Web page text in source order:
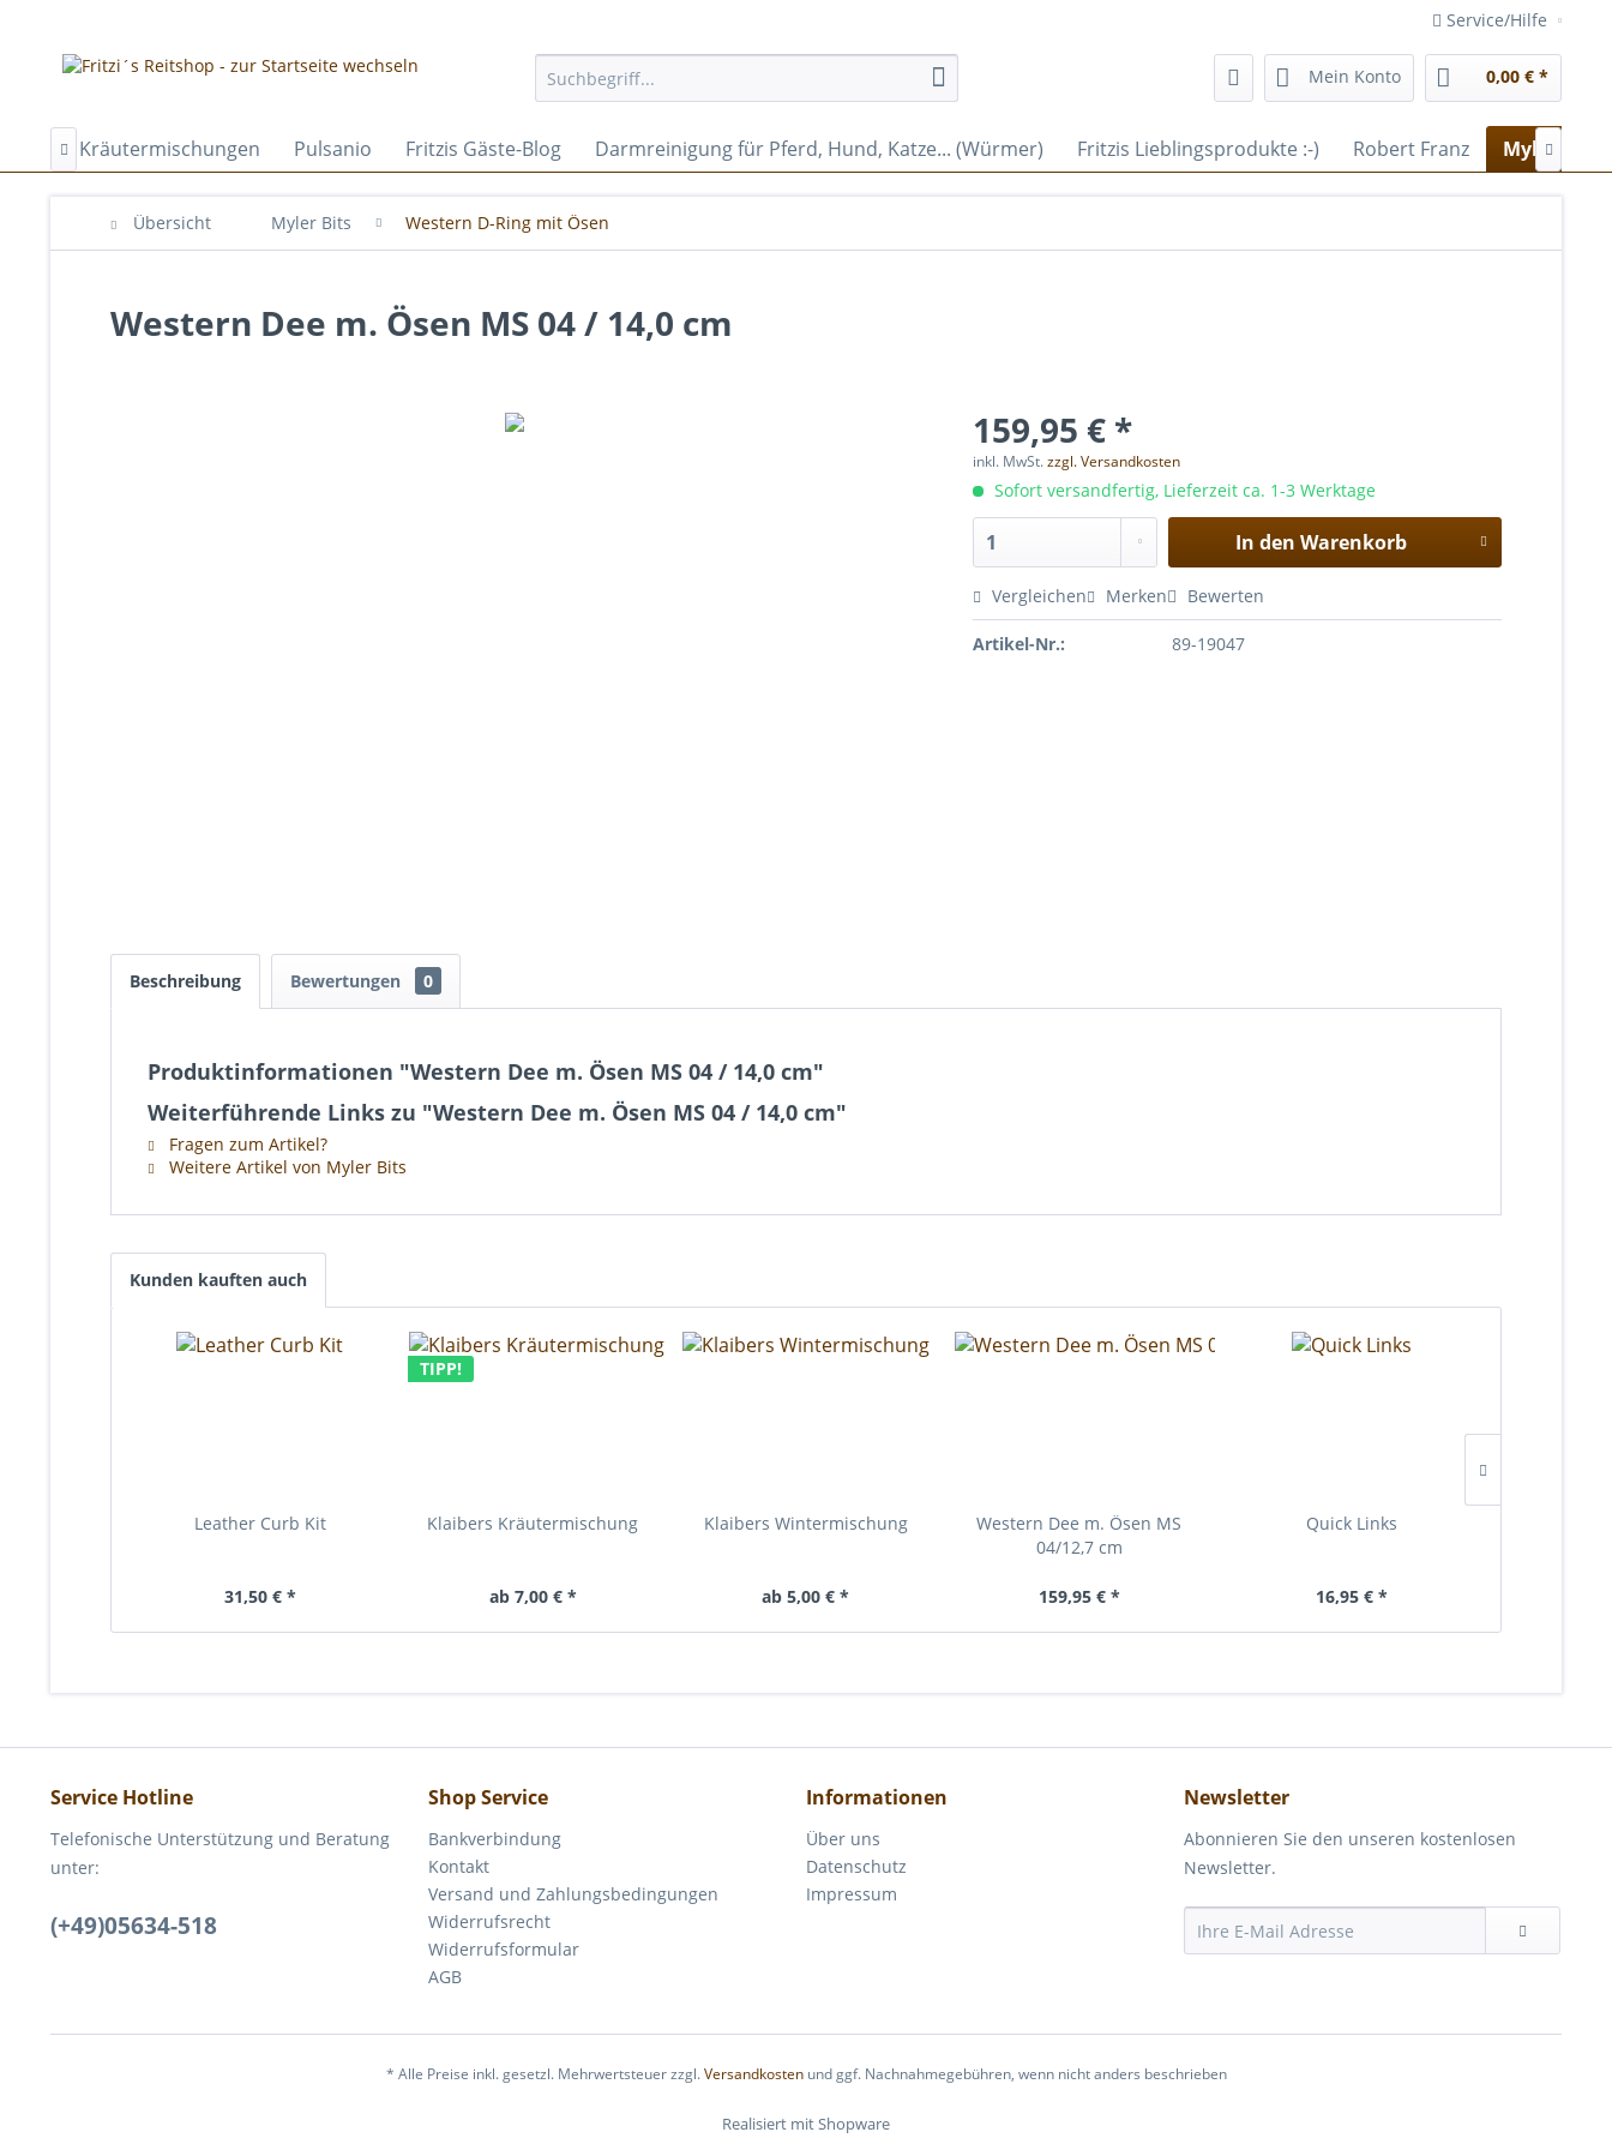
Service/Hilfe
Mein Konto 0,00 € *
Klaibers Kräutermischungen Pulsanio Fritzis Gäste-Blog Darmreinigung für Pferd, Hund, Katze... (Würmer) Fritzis Lieblingsprodukte :-) Robert Franz Myler Bits
 
Übersicht Myler Bits Western D-Ring mit Ösen
Western Dee m. Ösen MS 04 / 14,0 cm
159,95 € *
inkl. MwSt.zzgl. Versandkosten
Sofort versandfertig, Lieferzeit ca. 1-3 Werktage
In den Warenkorb
Vergleichen Merken Bewerten
Artikel-Nr.: 89-19047
Beschreibung Bewertungen 0
Produktinformationen "Western Dee m. Ösen MS 04 / 14,0 cm"
Weiterführende Links zu "Western Dee m. Ösen MS 04 / 14,0 cm"
Fragen zum Artikel?
Weitere Artikel von Myler Bits
Kunden kauften auch
Leather Curb Kit
31,50 € *
TIPP!
Klaibers Kräutermischung
ab 7,00 € *
Klaibers Wintermischung
ab 5,00 € *
Western Dee m. Ösen MS
04/12,7 cm
159,95 € *
Quick Links
16,95 € *
Service Hotline
Telefonische Unterstützung und Beratung
unter:
(+49)05634-518
Shop Service
Bankverbindung
Kontakt
Versand und Zahlungsbedingungen
Widerrufsrecht
Widerrufsformular
AGB
Informationen
Über uns
Datenschutz
Impressum
Newsletter
Abonnieren Sie den unseren kostenlosen
Newsletter.
* Alle Preise inkl. gesetzl. Mehrwertsteuer zzgl.Versandkostenund ggf. Nachnahmegebühren, wenn nicht anders beschrieben
Realisiert mit Shopware